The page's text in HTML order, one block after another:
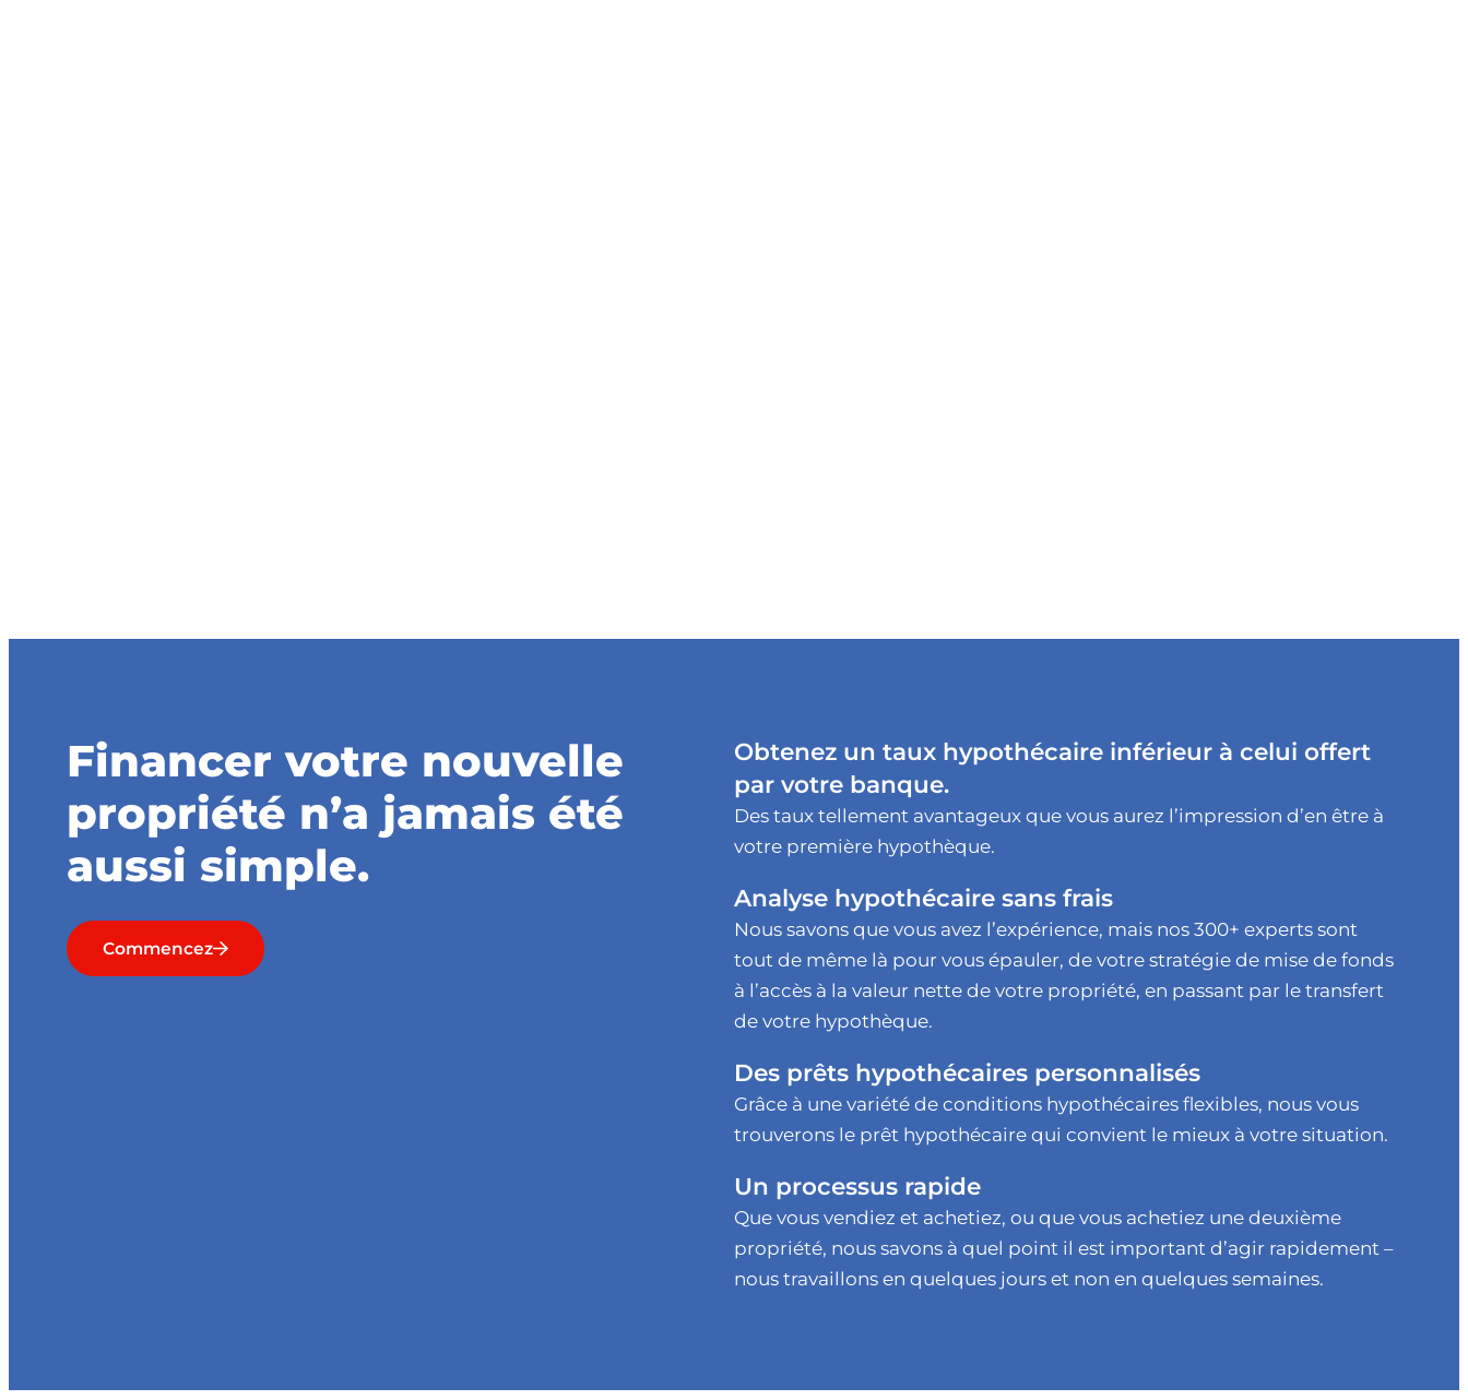
Financer votre nouvelle
propriété n’a jamais été
aussi simple.
Commencez
Obtenez un taux hypothécaire inférieur à celui offert
par votre banque.
Des taux tellement avantageux que vous aurez l’impression d’en être à
votre première hypothèque.
Analyse hypothécaire sans frais
Nous savons que vous avez l’expérience, mais nos 300+ experts sont
tout de même là pour vous épauler, de votre stratégie de mise de fonds
à l’accès à la valeur nette de votre propriété, en passant par le transfert
de votre hypothèque.
Des prêts hypothécaires personnalisés
Grâce à une variété de conditions hypothécaires flexibles, nous vous
trouverons le prêt hypothécaire qui convient le mieux à votre situation.
Un processus rapide
Que vous vendiez et achetiez, ou que vous achetiez une deuxième
propriété, nous savons à quel point il est important d’agir rapidement –
nous travaillons en quelques jours et non en quelques semaines.